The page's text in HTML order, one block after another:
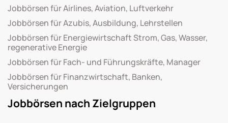
Jobbörsen für Airlines, Aviation, Luftverkehr
Jobbörsen für Azubis, Ausbildung, Lehrstellen
Jobbörsen für Energiewirtschaft Strom, Gas, Wasser,
regenerative Energie
Jobbörsen für Fach- und Führungskräfte, Manager
Jobbörsen für Finanzwirtschaft, Banken,
Versicherungen
Jobbörsen nach Zielgruppen